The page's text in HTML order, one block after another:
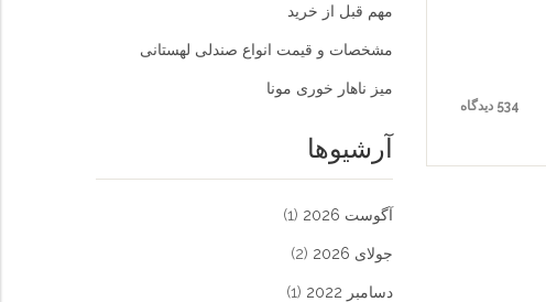
مهم قبل از خرید
مشخصات و قیمت انواع صندلی لهستانی
میز ناهار خوری مونا
آرشیوها
آگوست 2026 (1)
جولای 2026 (2)
دسامبر 2022 (1)
534 دیدگاه